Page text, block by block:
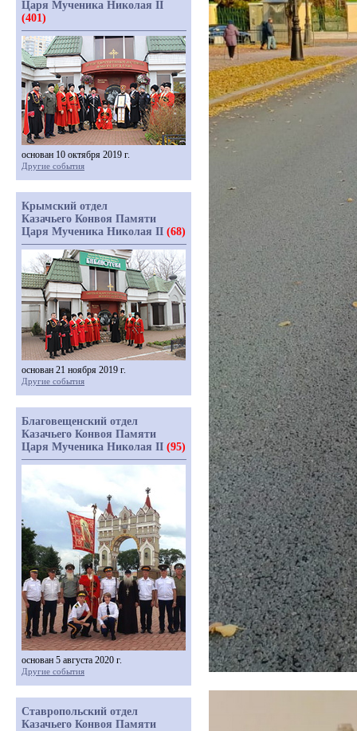
Царя Мученика Николая II
(401)
основан 10 октября 2019 г.
Другие события
Крымский отдел
Казачьего Конвоя Памяти
Царя Мученика Николая II (68)
основан 21 ноября 2019 г.
Другие события
Благовещенский отдел
Казачьего Конвоя Памяти
Царя Мученика Николая II (95)
основан 5 августа 2020 г.
Другие события
Ставропольский отдел
Казачьего Конвоя Памяти